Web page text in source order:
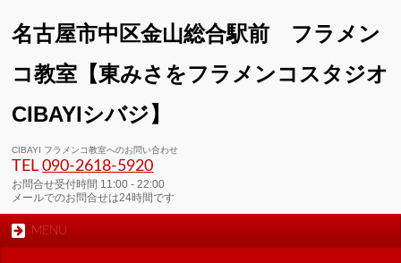
名古屋市中区金山総合駅前 フラメン
コ教室【東みさをフラメンコスタジオ
CIBAYIシバジ】
CIBAYI フラメンコ教室へのお問い合わせ
TEL090-2618‐5920
お問合せ受付時間 11:00 - 22:00
メールでのお問合せは24時間です
MENU
01:00
02:00